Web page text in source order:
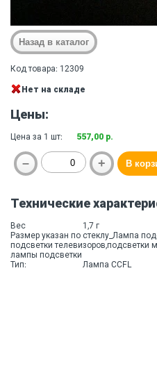
Код товара: 12309
Нет на складе
Цены:
Цена за 1 шт: 557,00 р.
Технические
Вес
1,7 г
Размер указан по стеклу_Лампа
подсветки телевизоров,подсветки
лампы подсветки
Тип:
Лампа CCFL